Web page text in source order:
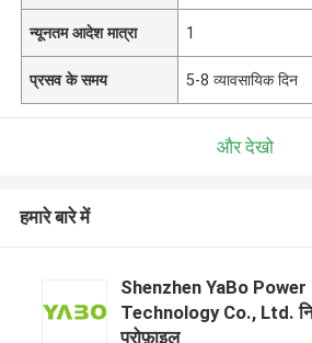
न्यूनतम आदेश मात्रा 1
प्रसव के समय 5-8 व्यावसायिक दिन
और देखो
हमारे बारे में
Shenzhen YaBo Power
Technology Co., Ltd.
प्रोफ़ाइल